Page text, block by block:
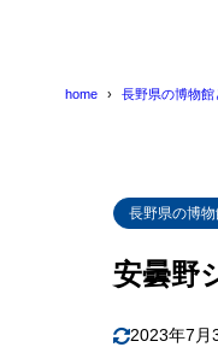
home 長野県の博物館
長野県の博
安曇野
2023年7月